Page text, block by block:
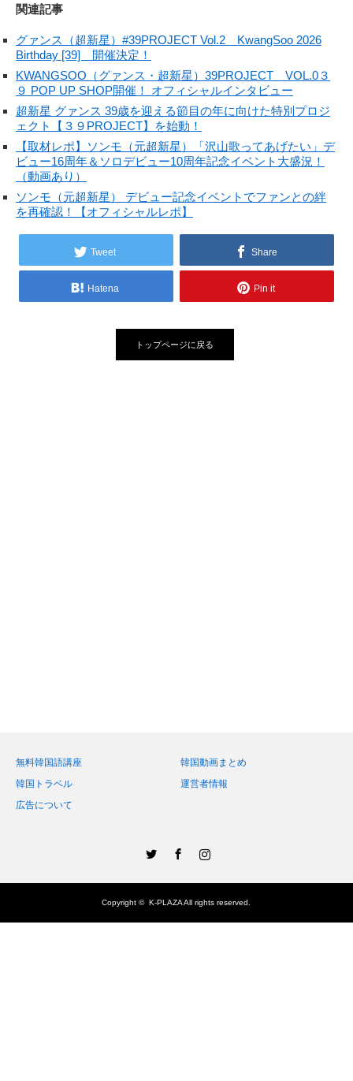
関連記事
グァンス（超新星）#39PROJECT Vol.2 KwangSoo 2026
Birthday [39] 開催決定！
KWANGSOO（グァンス・超新星）39PROJECT VOL.0３
９ POP UP SHOP開催！ オフィシャルインタビュー
超新星 グァンス 39歳を迎える節目の年に向けた特別プロジ
ェクト【３９PROJECT】を始動！
【取材レポ】ソンモ（元超新星）「沢山歌ってあげたい」デ
ビュー16周年＆ソロデビュー10周年記念イベント大盛況！
（動画あり）
ソンモ（元超新星） デビュー記念イベントでファンとの絆
を再確認！【オフィシャルレポ】
Tweet Share
Hatena Pin it
トップページに戻る
無料韓国語講座
韓国動画まとめ
韓国トラベル
運営者情報
広告について
Copyright ©K-PLAZAAll rights reserved.